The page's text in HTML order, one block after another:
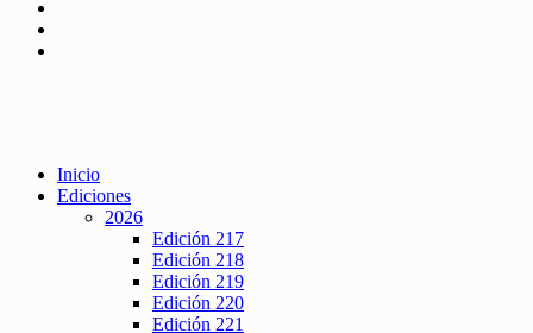
Inicio
Ediciones
2026
Edición 217
Edición 218
Edición 219
Edición 220
Edición 221